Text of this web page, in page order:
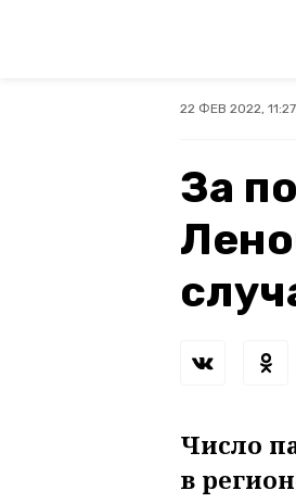
22 ФЕВ 2022, 11:27
За
Число
в